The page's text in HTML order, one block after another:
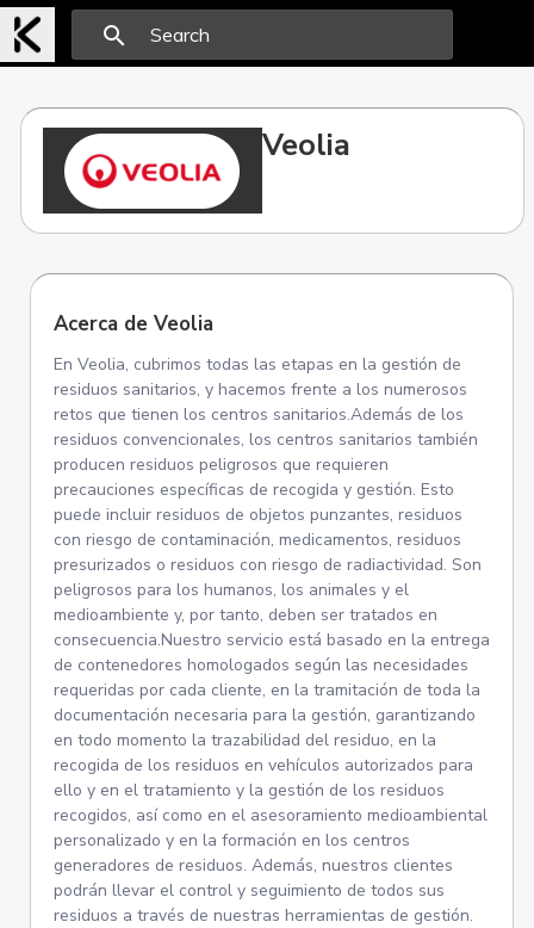
search
Veolia
Acerca de Veolia
En Veolia, cubrimos todas las etapas en la gestión de
residuos sanitarios, y hacemos frente a los numerosos
retos que tienen los centros sanitarios.Además de los
residuos convencionales, los centros sanitarios también
producen residuos peligrosos que requieren
precauciones específicas de recogida y gestión. Esto
puede incluir residuos de objetos punzantes, residuos
con riesgo de contaminación, medicamentos, residuos
presurizados o residuos con riesgo de radiactividad. Son
peligrosos para los humanos, los animales y el
medioambiente y, por tanto, deben ser tratados en
consecuencia.Nuestro servicio está basado en la entrega
de contenedores homologados según las necesidades
requeridas por cada cliente, en la tramitación de toda la
documentación necesaria para la gestión, garantizando
en todo momento la trazabilidad del residuo, en la
recogida de los residuos en vehículos autorizados para
ello y en el tratamiento y la gestión de los residuos
recogidos, así como en el asesoramiento medioambiental
personalizado y en la formación en los centros
generadores de residuos. Además, nuestros clientes
podrán llevar el control y seguimiento de todos sus
residuos a través de nuestras herramientas de gestión.